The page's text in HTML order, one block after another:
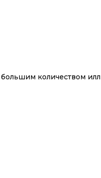
количеством